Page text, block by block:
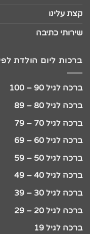
קצת עלינו
שירותי כתיבה
ברכות ליום הולדת
ברכה לגיל 90 – 100
ברכה לגיל 80 – 89
ברכה לגיל 70 – 79
ברכה לגיל 60 – 69
ברכה לגיל 50 – 59
ברכה לגיל 40 – 49
ברכה לגיל 30 – 39
ברכה לגיל 20 – 29
ברכה לגיל 19